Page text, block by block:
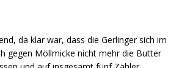
da klar war, dass die Gerlinger sich im
gegen Möllmicke nicht mehr die Butter